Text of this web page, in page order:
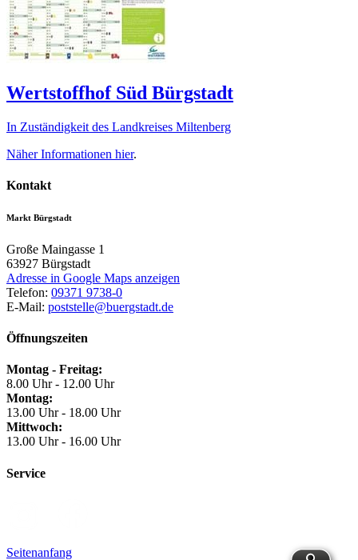
Wertstoffhof Süd Bürgstadt
In Zuständigkeit des Landkreises Miltenberg
Näher Informationen hier.
Kontakt
Markt Bürgstadt
Große Maingasse 1
63927 Bürgstadt
Adresse in Google Maps anzeigen
Telefon: 09371 9738-0
E-Mail: poststelle@buergstadt.de
Öffnungszeiten
Montag - Freitag:
8.00 Uhr - 12.00 Uhr
Montag:
13.00 Uhr - 18.00 Uhr
Mittwoch:
13.00 Uhr - 16.00 Uhr
Service
Seitenanfang